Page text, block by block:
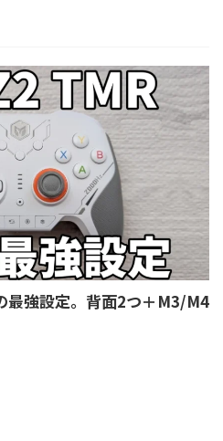
最強設定。背面2つ＋M3/M4